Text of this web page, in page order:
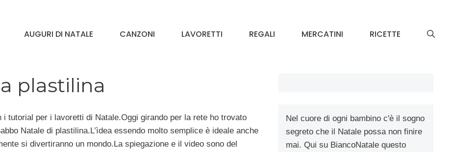
AUGURI DI NATALE CANZONI LAVORETTI REGALI MERCATINI RICETTE
plastilina
i tutorial per i lavoretti di Natale.Oggi girando per la rete ho trovato
Natale di plastilina.L’ìdea essendo molto semplice è ideale anche
si divertiranno un mondo.La spiegazione e il video sono del
Nel cuore di ogni bambino c'è il sogno
segreto che il Natale possa non finire
mai. Qui su BiancoNatale questo